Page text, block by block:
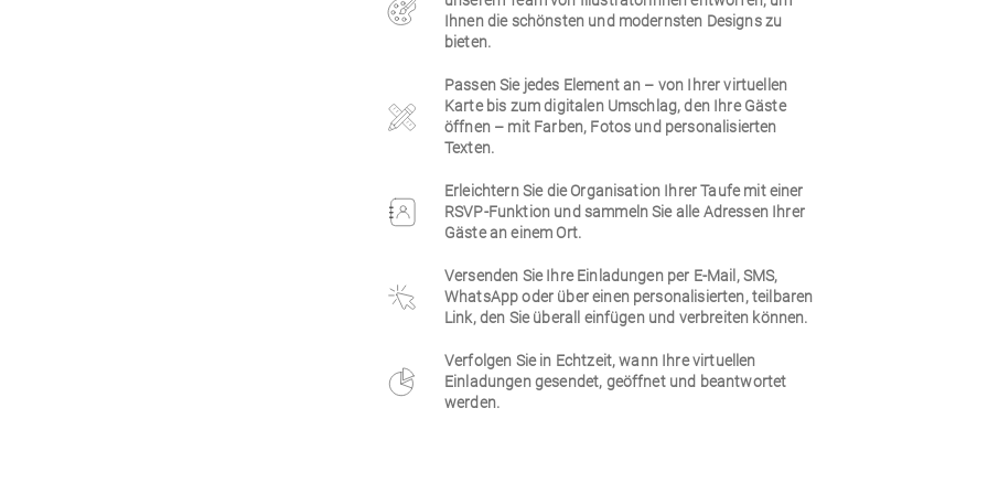
Ihnen die schönsten und modernsten Designs zu
bieten.
Passen Sie jedes Element an – von Ihrer virtuellen
Karte bis zum digitalen Umschlag, den Ihre Gäste
öffnen – mit Farben, Fotos und personalisierten
Texten.
Erleichtern Sie die Organisation Ihrer Taufe mit einer
RSVP-Funktion und sammeln Sie alle Adressen Ihrer
Gäste an einem Ort.
Versenden Sie Ihre Einladungen per E-Mail, SMS,
WhatsApp oder über einen personalisierten, teilbaren
Link, den Sie überall einfügen und verbreiten können.
Verfolgen Sie in Echtzeit, wann Ihre virtuellen
Einladungen gesendet, geöffnet und beantwortet
werden.